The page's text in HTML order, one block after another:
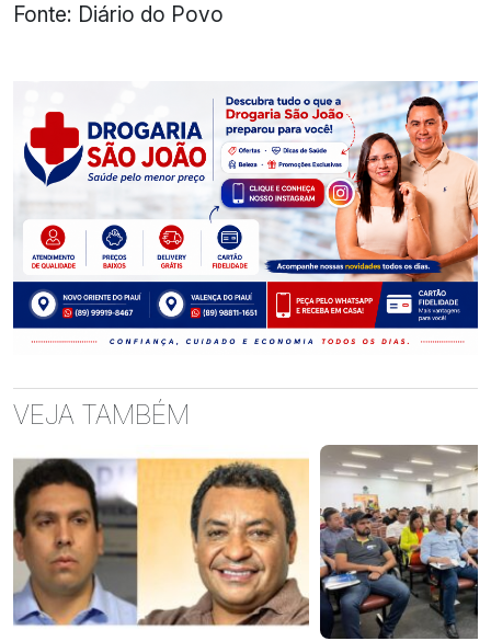
Fonte: Diário do Povo
VEJA TAMBÉM